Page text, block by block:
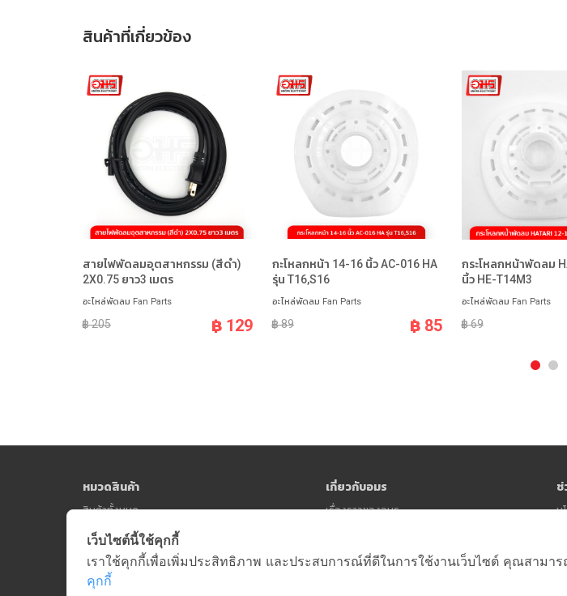
สินค้าที่เกี่ยวข้อง
สายไฟพัดลมอุตสาหกรรม (สีดำ)
2X0.75 ยาว3 เมตร
อะไหล่พัดลม Fan Parts
฿ 205 ฿ 129
กะโหลกหน้า 14-16 นิ้ว AC-016 HA
รุ่น T16,S16
อะไหล่พัดลม Fan Parts
฿ 89 ฿ 85
กระโหลกหน้าพัดลม
นิ้ว HE-T14M3
อะไหล่พัดลม Fan Parts
฿ 69
หมวดสินค้า
สินค้าทั้งหมด
เกี่ยวกับอมร
เรื่องราวของอมร
ช่
น
เว็บไซต์นี้ใช้คุกกี้
เราใช้คุกกี้เพื่อเพิ่มประสิทธิภาพ และประสบการณ์ที่ดีในการใช้งานเว็บไซต์ คุณสาม
คุกกี้